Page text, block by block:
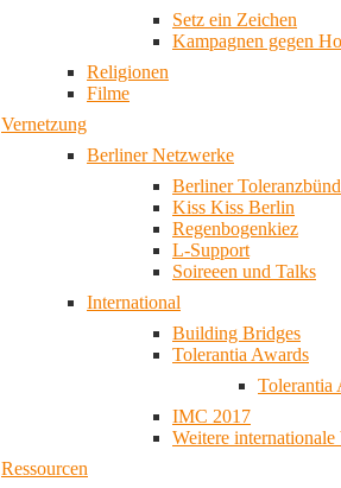
Setz ein Zeichen
Kampagnen gegen
Religionen
Filme
Vernetzung
Berliner Netzwerke
Berliner
Kiss Kiss Berlin
Regenbogenkiez
L-Support
Soireeen und Talks
International
Building Bridges
Tolerantia Awards
Tolerantia
IMC 2017
Weitere internationale
Ressourcen